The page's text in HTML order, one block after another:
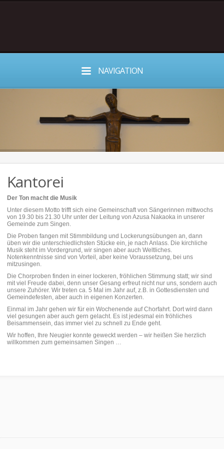
NAVIGATION
Kantorei
Der Ton macht die Musik
Unter diesem Motto trifft sich eine Gemeinschaft von Sängerinnen mittwochs
von 19.30 bis 21.30 Uhr unter der Leitung von Azusa Nakaoka in unserer
Gemeinde zum Singen.
Die Proben fangen mit Stimmbildung und Lockerungsübungen an, dann
üben wir die unterschiedlichsten Stücke ein, je nach Anlass. Die kirchliche
Musik steht im Vordergrund, wir singen aber auch Weltliches.
Notenkenntnisse sind von Vorteil, aber keine Voraussetzung, bei uns
mitzusingen.
Die Chorproben finden in einer lockeren, fröhlichen Stimmung statt; wir sind
mit viel Freude dabei, denn unser Gesang erfreut nicht nur uns, sondern auch
unsere Zuhörer. Wir treten ca. 5 Mal im Jahr auf, z.B. in Gottesdiensten und
Gemeindefesten, aber auch in eigenen Konzerten.
Einmal im Jahr gehen wir für ein Wochenende auf Chorfahrt. Dort wird dann
viel gesungen aber auch gern gelacht. Es ist jedesmal ein fröhliches
Beisammensein, das immer viel zu schnell zu Ende geht.
Wir hoffen, Ihre Neugier konnte geweckt werden – wir heißen Sie herzlich
willkommen zum gemeinsamen Singen …